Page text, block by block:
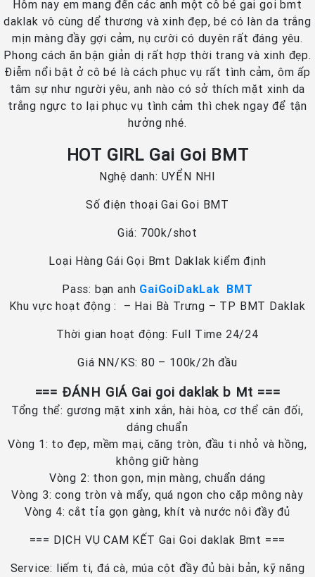
Hôm nay em mang đến các anh một cô bé gai goi bmt
daklak vô cùng dể thương và xinh đẹp, bé có làn da trắng
mịn màng đầy gợi cảm, nụ cười có duyên rất đáng yêu.
Phong cách ăn bận giản dị rất hợp thời trang và xinh đẹp.
Điễm nổi bật ở cô bé là cách phục vụ rất tình cảm, ôm ấp
tâm sự như người yêu, anh nào có sở thích mặt xinh da
trắng ngực to lại phục vụ tình cảm thì chek ngay để tận
hưởng nhé.
HOT GIRL Gai Goi BMT
Nghệ danh: UYỂN NHI
Số điện thoại Gai Goi BMT
Giá: 700k/shot
Loại Hàng Gái Gọi Bmt Daklak kiểm định
Pass: bạn anh GaiGoiDakLak BMT
Khu vực hoạt động : – Hai Bà Trưng – TP BMT Daklak
Thời gian hoạt động: Full Time 24/24
Giá NN/KS: 80 – 100k/2h đầu
=== ĐÁNH GIÁ Gai goi daklak b Mt ===
Tổng thể: gương mặt xinh xắn, hài hòa, cơ thể cân đối,
dáng chuẩn
Vòng 1: to đẹp, mềm mại, căng tròn, đầu ti nhỏ và hồng,
không giữ hàng
Vòng 2: thon gọn, mịn màng, chuẩn dáng
Vòng 3: cong tròn và mẩy, quá ngon cho cặp mông này
Vòng 4: cắt tỉa gọn gàng, khít và nước nôi đầy đủ
=== DỊCH VỤ CAM KẾT Gai Goi daklak Bmt ===
Service: liếm ti, đá cà, múa cột đầy đủ bài bản, kỹ năng